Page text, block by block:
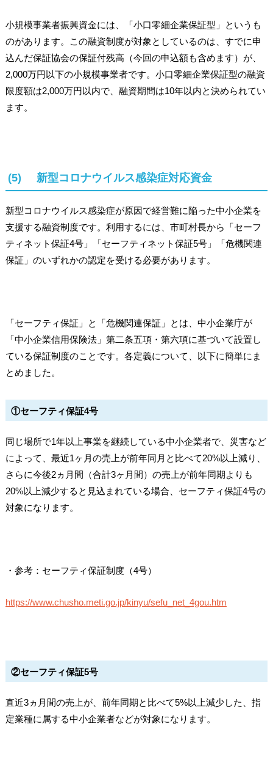
小規模事業者振興資金には、「小口零細企業保証型」というも
のがあります。この融資制度が対象としているのは、すでに申
込んだ保証協会の保証付残高（今回の申込額も含めます）が、
2,000万円以下の小規模事業者です。小口零細企業保証型の融資
限度額は2,000万円以内で、融資期間は10年以内と決められてい
ます。
(5) 新型コロナウイルス感染症対応資金
新型コロナウイルス感染症が原因で経営難に陥った中小企業を
支援する融資制度です。利用するには、市町村長から「セーフ
ティネット保証4号」「セーフティネット保証5号」「危機関連
保証」のいずれかの認定を受ける必要があります。
「セーフティ保証」と「危機関連保証」とは、中小企業庁が
「中小企業信用保険法」第二条五項・第六項に基づいて設置し
ている保証制度のことです。各定義について、以下に簡単にま
とめました。
①セーフティ保証4号
同じ場所で1年以上事業を継続している中小企業者で、災害など
によって、最近1ヶ月の売上が前年同月と比べて20%以上減り、
さらに今後2ヵ月間（合計3ヶ月間）の売上が前年同期よりも
20%以上減少すると見込まれている場合、セーフティ保証4号の
対象になります。
・参考：セーフティ保証制度（4号）
https://www.chusho.meti.go.jp/kinyu/sefu_net_4gou.htm
②セーフティ保証5号
直近3ヵ月間の売上が、前年同期と比べて5%以上減少した、指
定業種に属する中小企業者などが対象になります。